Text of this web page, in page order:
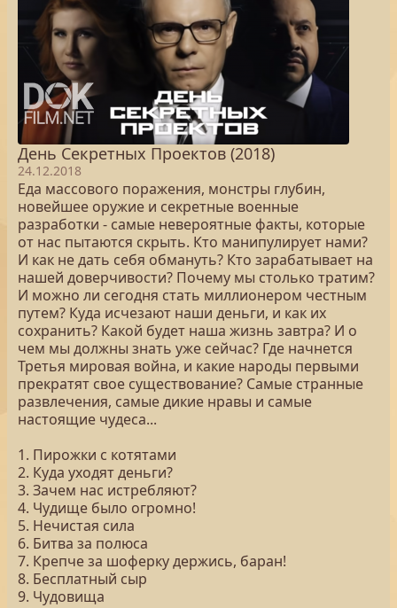
День Секретных Проектов (2018)
24.12.2018
Еда массового поражения, монстры глубин,
новейшее оружие и секретные военные
разработки - самые невероятные факты, которые
от нас пытаются скрыть. Кто манипулирует нами?
И как не дать себя обмануть? Кто зарабатывает на
нашей доверчивости? Почему мы столько тратим?
И можно ли сегодня стать миллионером честным
путем? Куда исчезают наши деньги, и как их
сохранить? Какой будет наша жизнь завтра? И о
чем мы должны знать уже сейчас? Где начнется
Третья мировая война, и какие народы первыми
прекратят свое существование? Самые странные
развлечения, самые дикие нравы и самые
настоящие чудеса...
1. Пирожки с котятами
2. Куда уходят деньги?
3. Зачем нас истребляют?
4. Чудище было огромно!
5. Нечистая сила
6. Битва за полюса
7. Крепче за шоферку держись, баран!
8. Бесплатный сыр
9. Чудовища